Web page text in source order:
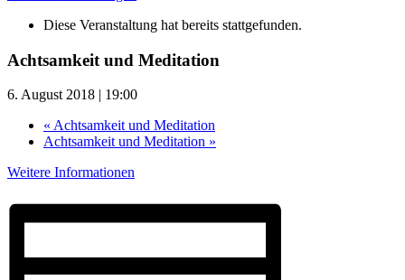
Diese Veranstaltung hat bereits stattgefunden.
Achtsamkeit und Meditation
6. August 2018 | 19:00
« Achtsamkeit und Meditation
Achtsamkeit und Meditation »
Weitere Informationen